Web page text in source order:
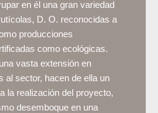
en él una gran variedad
D. O. reconocidas a
producciones
como ecológicas.
vasta extensión en
al sector, hacen de ella un
la realización del proyecto,
desemboque en una